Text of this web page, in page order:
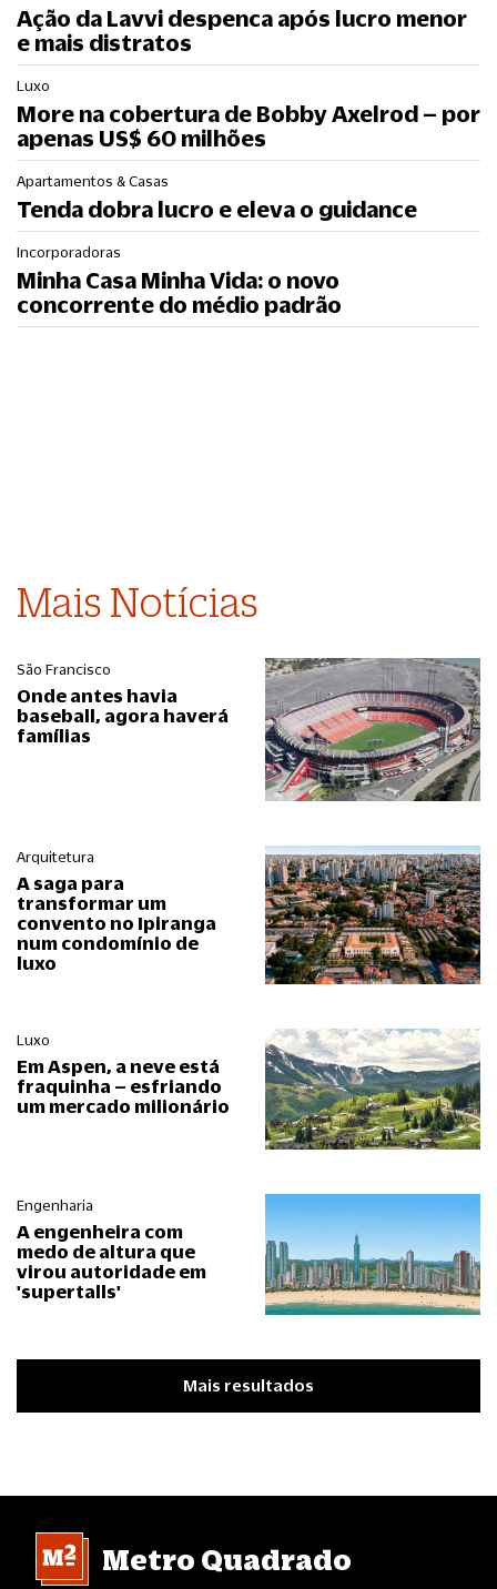
Ação da Lavvi despenca após lucro menor
e mais distratos
Luxo
More na cobertura de Bobby Axelrod – por
apenas US$ 60 milhões
Apartamentos & Casas
Tenda dobra lucro e eleva o guidance
Incorporadoras
Minha Casa Minha Vida: o novo
concorrente do médio padrão
Mais Notícias
São Francisco
Onde antes havia
baseball, agora haverá
famílias
Arquitetura
A saga para
transformar um
convento no Ipiranga
num condomínio de
luxo
Luxo
Em Aspen, a neve está
fraquinha – esfriando
um mercado milionário
Engenharia
A engenheira com
medo de altura que
virou autoridade em
'supertalls'
Mais resultados
Metro Quadrado